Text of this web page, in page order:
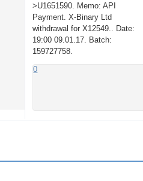
>U1651590. Memo: API
Payment. X-Binary Ltd
withdrawal for X12549.. Date:
19:00 09.01.17. Batch:
159727758.
0